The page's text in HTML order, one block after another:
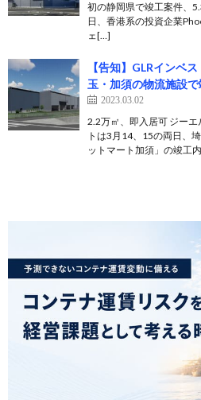
初の静岡県で竣工案件、
日、香港系の投資企業
ェ[…]
【告知】GLRインベ
玉・加須の物流施設
2023.03.02
2.2万㎡、即入居可 ジー
トは3月14、15の両日、
ットマート加須」の竣工